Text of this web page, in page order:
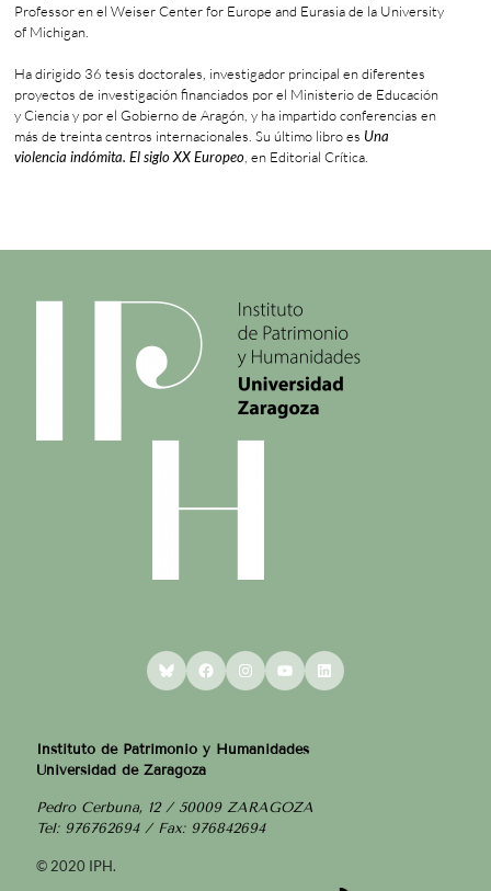
Professor en el Weiser Center for Europe and Eurasia de la University
of Michigan.
Ha dirigido 36 tesis doctorales, investigador principal en diferentes
proyectos de investigación financiados por el Ministerio de Educación
y Ciencia y por el Gobierno de Aragón, y ha impartido conferencias en
más de treinta centros internacionales. Su último libro es Una
violencia indómita. El siglo XX Europeo , en Editorial Crítica.
BlueskyFacebookInstagram
YouTubeLinkedIn
Instituto de Patrimonio y Humanidades
Universidad de Zaragoza
Pedro Cerbuna, 12 / 50009 ZARAGOZA
Tel: 976762694 / Fax: 976842694
© 2020 IPH.